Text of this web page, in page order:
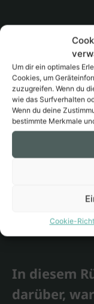
Um dir ein optimales
Cookies, um
zuzugreifen. Wenn du
wie das Surfverhalten
Wenn du deine
bestimmte Merkmale
Cookie-
In diesem
darüber,